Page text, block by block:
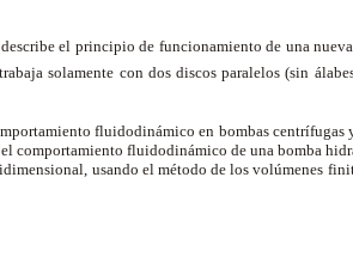
el principio de funcionamiento de una nueva
solamente con dos discos paralelos (sin
fluidodinámico en bombas centrífugas
comportamiento fluidodinámico de una bomba
usando el método de los volúmenes